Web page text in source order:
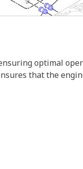
optimal
that the